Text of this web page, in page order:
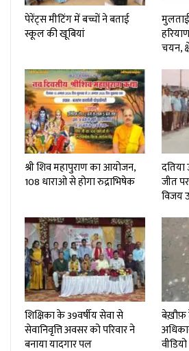
पेरेंट्स मीटिंग में बच्चों ने बताई
स्कूल की खूबियां
चयन,
श्री शिव महापुराण का आयोजन,
108 धाराओ से होगा रुद्राभिषेक
जीत
विजय
शिक्षिका के 39वर्षीय सेवा से
सेवानिवृत्ति अवसर को परिवार ने
बनाया यादगार पल
बेख़ौफ़
वीडियो